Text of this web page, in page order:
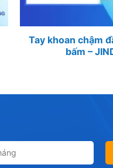
Tay khoan chậm
bấm –